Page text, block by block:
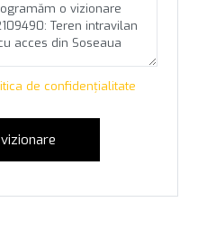
de confidențialitate